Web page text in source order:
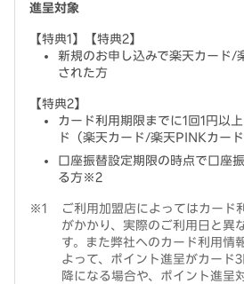
進呈対象
【特典1】【特典2】
新規のお申し込みで楽天カード/
された方
【特典2】
カード利用期限までに1回1円以
ド（楽天カード/楽天PINKカー
口座振替設定期限の時点で口座
る方※2
ご利用加盟店によってはカード
がかかり、実際のご利用日と異
す。また弊社へのカード利用情
よって、ポイント進呈がカード
降になる場合や、ポイント進呈